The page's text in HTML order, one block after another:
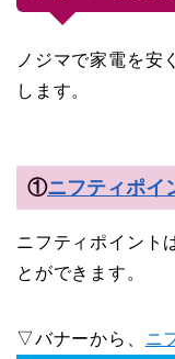
ノジマで家電を安
します。
①ニフティポイ
ニフティポイント
とができます。
▽バナーから、 ニ